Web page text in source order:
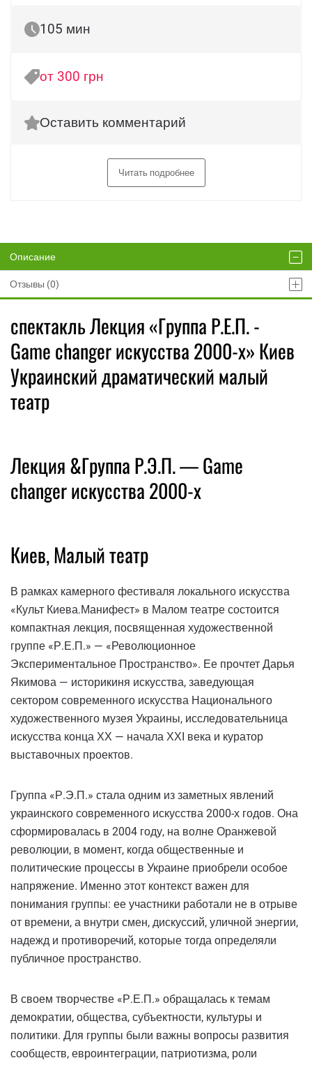
105 мин
от 300 грн
Оставить комментарий
Читать подробнее
Описание
Отзывы (0)
спектакль Лекция «Группа Р.Е.П. -
Game changer искусства 2000-х» Киев
Украинский драматический малый
театр
Лекция &Группа Р.Э.П. — Game
changer искусства 2000-х
Киев, Малый театр
В рамках камерного фестиваля локального искусства
«Культ Киева.Манифест» в Малом театре состоится
компактная лекция, посвященная художественной
группе «Р.Е.П.» — «Революционное
Экспериментальное Пространство». Ее прочтет Дарья
Якимова — историкиня искусства, заведующая
сектором современного искусства Национального
художественного музея Украины, исследовательница
искусства конца ХХ — начала ХХІ века и куратор
выставочных проектов.
Группа «Р.Э.П.» стала одним из заметных явлений
украинского современного искусства 2000-х годов. Она
сформировалась в 2004 году, на волне Оранжевой
революции, в момент, когда общественные и
политические процессы в Украине приобрели особое
напряжение. Именно этот контекст важен для
понимания группы: ее участники работали не в отрыве
от времени, а внутри смен, дискуссий, уличной энергии,
надежд и противоречий, которые тогда определяли
публичное пространство.
В своем творчестве «Р.Е.П.» обращалась к темам
демократии, общества, субъектности, культуры и
политики. Для группы были важны вопросы развития
сообществ, евроинтеграции, патриотизма, роли